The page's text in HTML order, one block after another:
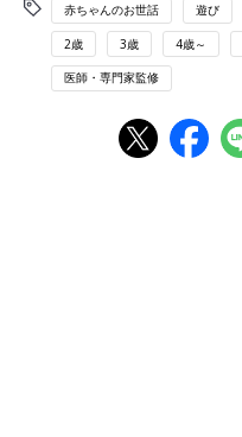
赤ちゃんのお世話 遊び
2歳 3歳 4歳～
医師・専門家監修